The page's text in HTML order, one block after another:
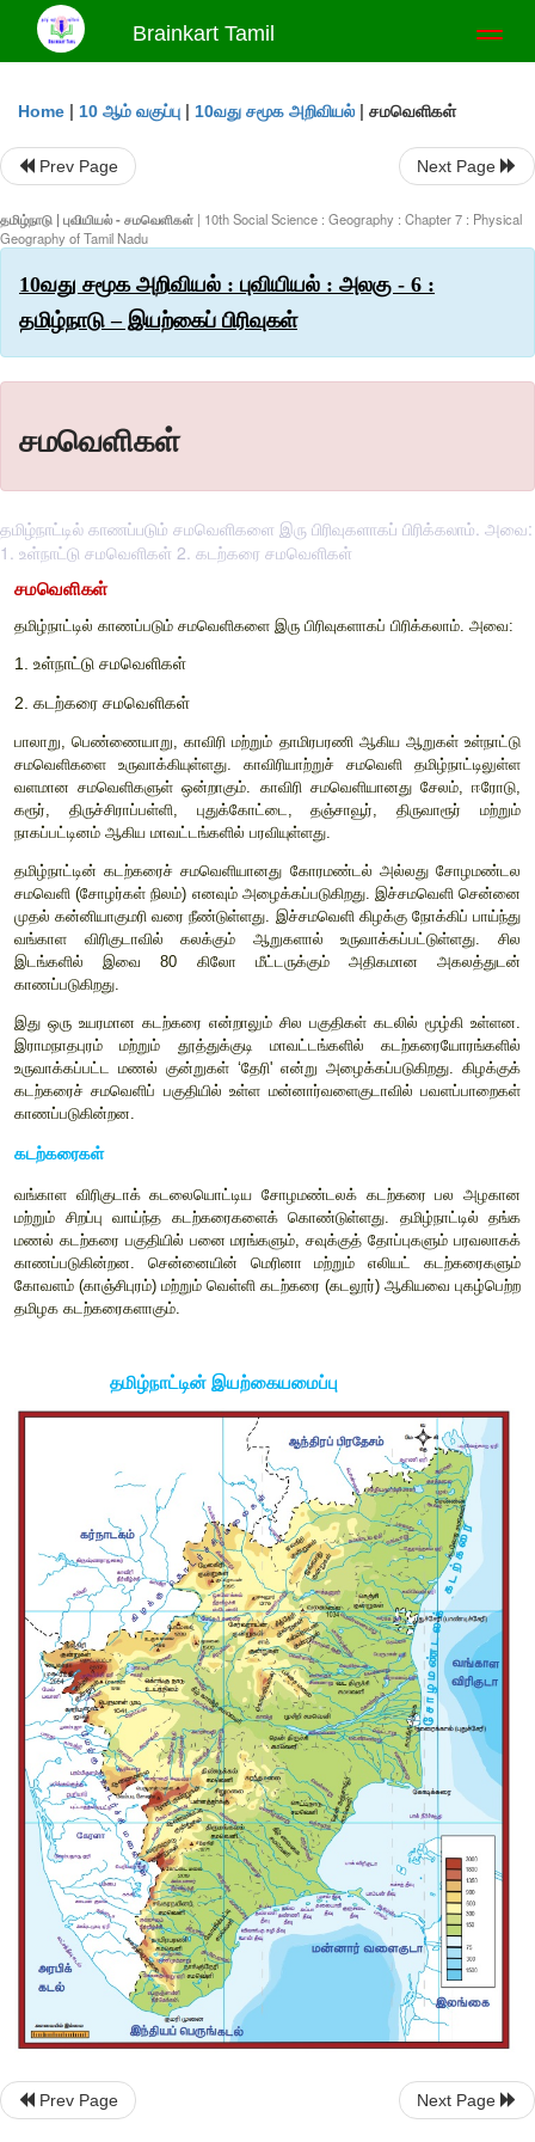
Brainkart Tamil
Home | 10 ஆம் வகுப்பு | 10வது சமூக அறிவியல் | சமவெளிகள்
Prev Page Next Page
தமிழ்நாடு | புவியியல் - சமவெளிகள் | 10th Social Science : Geography : Chapter 7 : Physical
Geography of Tamil Nadu
10வது சமூக அறிவியல் : புவியியல் : அலகு - 6 :
தமிழ்நாடு – இயற்கைப் பிரிவுகள்
சமவெளிகள்
தமிழ்நாட்டில் காணப்படும் சமவெளிகளை இரு பிரிவுகளாகப் பிரிக்கலாம். அவை:
1. உள்நாட்டு சமவெளிகள் 2. கடற்கரை சமவெளிகள்
சமவெளிகள்
தமிழ்நாட்டில் காணப்படும் சமவெளிகளை இரு பிரிவுகளாகப்
1.உள்நாட்டு சமவெளிகள்
2.கடற்கரை சமவெளிகள்
பாலாறு,பெண்ணையாறு,காவிரி மற்றும் தாமிரபரணி ஆகிய
சமவெளிகளை உருவாக்கியுள்ளது. காவிரியாற்றுச் சமவெளி
வளமான சமவெளிகளுள் ஒன்றாகும். காவிரி சமவெளியானது
கரூர்
திருச்சிராப்பள்ளி , புதுக்கோட்டை, தஞ்சாவூர் ,
நாகப்பட்டினம் ஆகிய மாவட்டங்களில் பரவியுள்ளது.
தமிழ்நாட்டின் கடற்கரைச் சமவெளியானது கோரமண்டல்
சமவெளி (சோழர்கள் நிலம்) எனவும் அழைக்கப்படுகிறது.
முதல் கன்னியாகுமரி வரை நீண்டுள்ளது. இச்சமவெளி கிழக்கு
இடங்களில் இவை80கிலோ மீட்டருக்கும்
காணப்படுகிறது.
இது ஒரு உயரமான கடற்கரை என்றாலும் சில பகுதிகள் கடலில்
இராமநாதபுரம் மற்றும் தூத்துக்குடி மாவட்டங்களில்
காணப்படுகின்றன.
வங்காள விரிகுடாக் கடலையொட்டிய சோழமண்டலக்
மற்றும் சிறப்பு வாய்ந்த கடற்கரைகளைக் கொண்டுள்ளது.
மணல் கடற்கரை பகுதியில் பனை மரங்களும்,சவுக்குத்
காணப்படுகின்றன. சென்னையின் மெரினா மற்றும் எலியட்
கோவளம் (காஞ்சிபுரம்) மற்றும் வெள்ளி கடற்கரை (கடலூர்)
தமிழக கடற்கரைகளாகும்.
தமிழ்நாட்டின் இயற்கையமைப்பு
Prev Page Next Page